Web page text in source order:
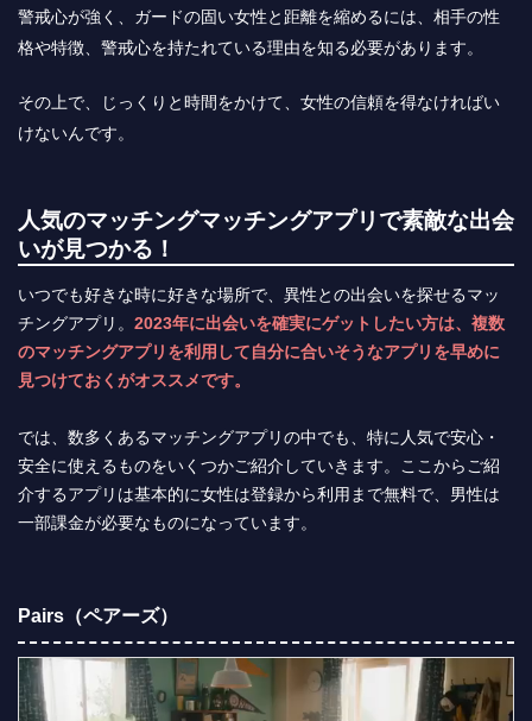
警戒心が強く、ガードの固い女性と距離を縮めるには、相手の性
格や特徴、警戒心を持たれている理由を知る必要があります。
その上で、じっくりと時間をかけて、女性の信頼を得なければい
けないんです。
人気のマッチングマッチングアプリで素敵な出会
いが見つかる！
いつでも好きな時に好きな場所で、異性との出会いを探せるマッ
チングアプリ。 2023年に出会いを確実にゲットしたい方は、複数
のマッチングアプリを利用して自分に合いそうなアプリを早めに
見つけておくがオススメです。
では、数多くあるマッチングアプリの中でも、特に人気で安心・
安全に使えるものをいくつかご紹介していきます。ここからご紹
介するアプリは基本的に女性は登録から利用まで無料で、男性は
一部課金が必要なものになっています。
Pairs（ペアーズ）